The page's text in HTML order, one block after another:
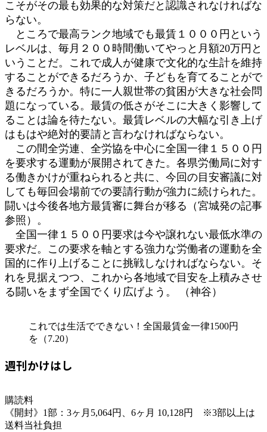
こそがその最も効果的な対策だと認識されなければな
らない。
ところで最高ランク地域でも最賃１０００円という
レベルは、毎月２００時間働いてやっと月額20万円と
いうことだ。これで成人が健康で文化的な生計を維持
することができるだろうか、子どもを育てることがで
きるだろうか。特に一人親世帯の貧困が大きな社会問
題になっている。最賃の低さがそこに大きく影響して
ることは論を待たない。最賃レベルの大幅な引き上げ
はもはや絶対的要請と言わなければならない。
この間全労連、全労協を中心に全国一律１５００円
を要求する運動が展開されてきた。各県労働局に対す
る働きかけが重ねられると共に、今回の目安審議に対
しても毎回会場前での要請行動が強力に続けられた。
闘いは今後各地方最賃審に舞台が移る（宮城発の記事
参照）。
全国一律１５００円要求は今や譲れない最低水準の
要求だ。この要求を軸とする強力な労働者の運動を全
国的に作り上げることに挑戦しなければならない。そ
れを見据えつつ、これから各地域で目安を上積みさせ
る闘いをまず全国でくり広げよう。 （神谷）
これでは生活でできない！全国最賃金一律1500円
を（7.20）
週刊かけはし
購読料
《開封》1部：3ヶ月5,064円、6ヶ月 10,128円 ※3部以上は
送料当社負担